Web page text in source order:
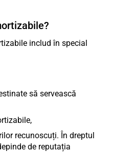
includ în special
să servească
recunoscuți. În dreptul
de reputația